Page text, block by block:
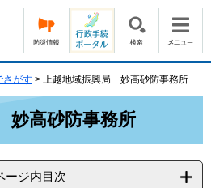
さがす > 上越地域振興局 妙高砂防事務所
高砂防事務所
ージ内目次